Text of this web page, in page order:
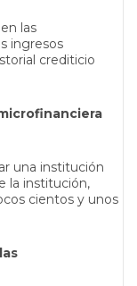
las
ingresos
crediticio
una institución
la institución,
cientos y unos